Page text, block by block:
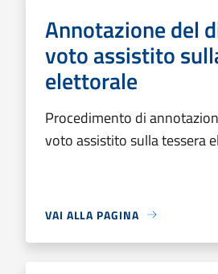
Annotazione del
voto assistito
elettorale
Procedimento di
voto assistito sulla tessera
VAI ALLA PAGINA